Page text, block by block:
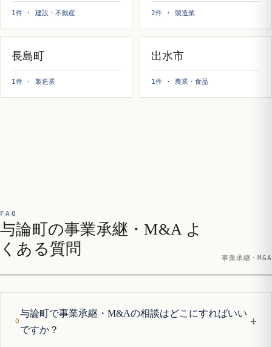
1件 · 建設・不動産 2件 · 製造業
長島町
1件 · 製造業
出水市
1件 · 農業・食品
FAQ
与論町の事業承継・M&A よ
くある質問
事業承継・M&A
与論町で事業承継・M&Aの相談はどこにすればいい
ですか？
+